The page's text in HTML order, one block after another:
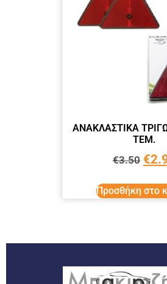
ΑΝΑΚΛΑΣΤΙΚΑ
ΤΕΜ.
€3.50 €
Προσθήκη στο